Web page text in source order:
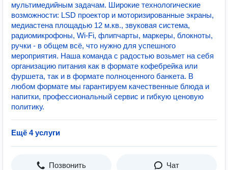
мультимедийным задачам. Широкие технологические
возможности: LSD проектор и моторизированные экраны,
медиастена площадью 12 м.кв., звуковая система,
радиомикрофоны, Wi-Fi, флипчарты, маркеры, блокноты,
ручки - в общем всё, что нужно для успешного
мероприятия. Наша команда с радостью возьмет на себя
организацию питания как в формате кофебрейка или
фуршета, так и в формате полноценного банкета. В
любом формате мы гарантируем качественные блюда и
напитки, профессиональный сервис и гибкую ценовую
политику.
Ещё 4 услуги
Позвонить Чат